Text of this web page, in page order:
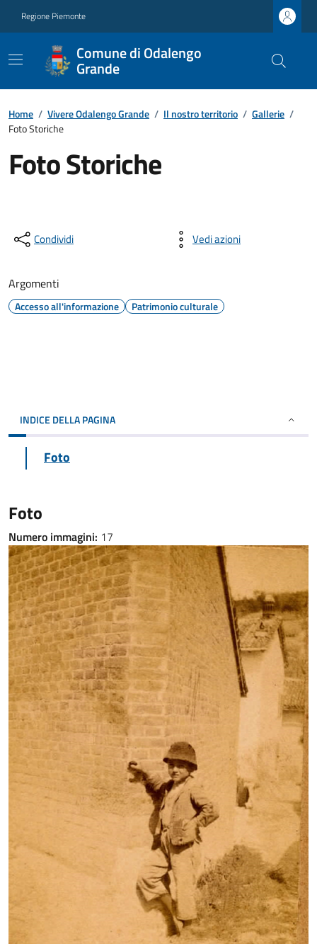
Regione Piemonte
Comune di Odalengo
Grande
Home / Vivere Odalengo Grande / Il nostro territorio / Gallerie /
Foto Storiche
Foto Storiche
Condividi Vedi azioni
Argomenti
Accesso all'informazione Patrimonio culturale
INDICE DELLA PAGINA
Foto
Foto
Numero immagini: 17